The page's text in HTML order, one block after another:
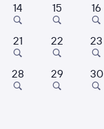
Выберите дату
за вас
14 15 16
21 22 23
28 29 30